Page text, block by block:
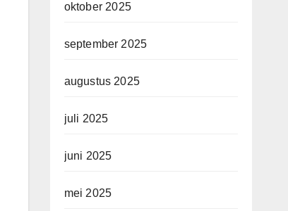
oktober 2025
september 2025
augustus 2025
juli 2025
juni 2025
mei 2025